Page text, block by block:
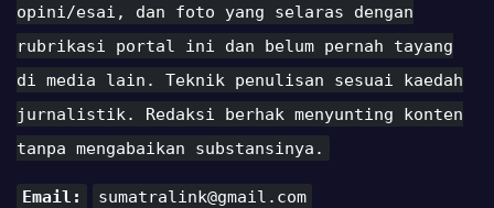
opini/esai, dan foto yang selaras dengan
rubrikasi portal ini dan belum pernah tayang
di media lain. Teknik penulisan sesuai kaedah
jurnalistik. Redaksi berhak menyunting konten
tanpa mengabaikan substansinya.
Email: sumatralink@gmail.com